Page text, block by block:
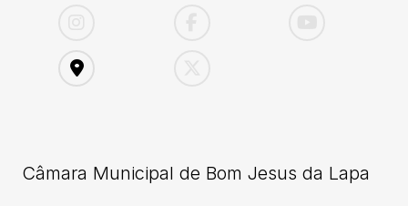
Câmara Municipal de Bom Jesus da Lapa